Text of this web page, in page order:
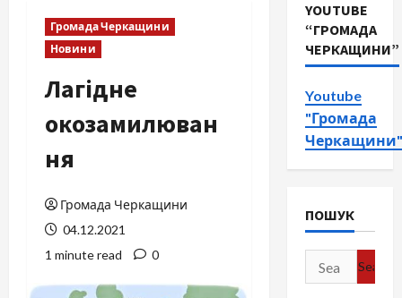
Громада Черкащини
Новини
Лагідне
окозамилюван
ня
Громада Черкащини
04.12.2021
1 minute read
0
YOUTUBE
“ГРОМАДА
ЧЕРКАЩИНИ”
Youtube
"Громада
Черкащини"
ПОШУК
Search
for: